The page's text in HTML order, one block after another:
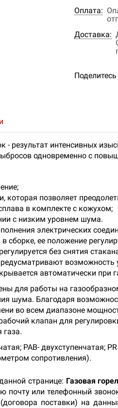
Оплата:
Доставка:
- результат интенсивных
одновременно с
которая позволяет
в комплекте с кожухом;
с низким уровнем шума.
электрических
сборке, ее положение
без снятия
автоматически при
для работы на
шума. Благодаря
во всем диапазоне
клапан для
газа.
PAB- двухступенчатая;
сопротивления).
странице: Газовая
почту или телефонный
поставки) на